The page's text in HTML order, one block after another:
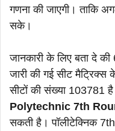
गणना की जाएगी। ताकि
सके।
जानकारी के लिए बता दे
जारी की गई सीट
सीटों की संख्या 103781
Polytechnic 7th
सकती है। पॉलीटेक्निक